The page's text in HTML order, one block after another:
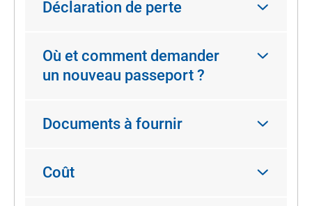
Déclaration de perte
Où et comment demander
un nouveau passeport ?
Documents à fournir
Coût